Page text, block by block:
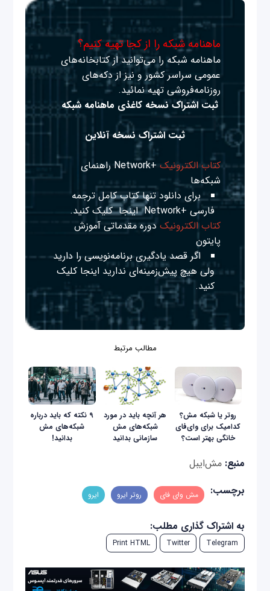
ماهنامه شبکه را از کجا تهیه کنیم؟
ماهنامه شبکه را می‌توانید از کتابخانه‌های
عمومی سراسر کشور و نیز از دکه‌های
روزنامه‌فروشی تهیه نمائید.
ثبت اشتراک نسخه کاغذی ماهنامه شبکه
ثبت اشتراک نسخه آنلاین
کتاب الکترونیک
+Network راهنمای
شبکه‌ها
برای دانلود تنها کتاب کامل ترجمه
فارسی +Network
اینجا کلیک کنید.
کتاب الکترونیک دوره مقدماتی آموزش
پایتون
اگر قصد یادگیری برنامه‌نویسی را دارید
ولی هیچ پیش‌زمینه‌ای نداریداینجا کلیک
کنید.
مطالب مرتبط
روتر یا شبکه مش؟
کدامیک برای وای‌فای
خانگی بهتر است؟
هر آنچه باید در مورد
شبکه‌های مش
سازمانی بدانید
۹ نکته که باید درباره
شبکه‌های مش
بدانید!
منبع:مش‌ایبل
برچسب:
مش وای فای روتر ایرو ایرو
به اشتراک گذاری مطلب:
Telegram
Twitter
Print HTML